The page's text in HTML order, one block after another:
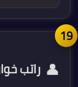
👤 راتب